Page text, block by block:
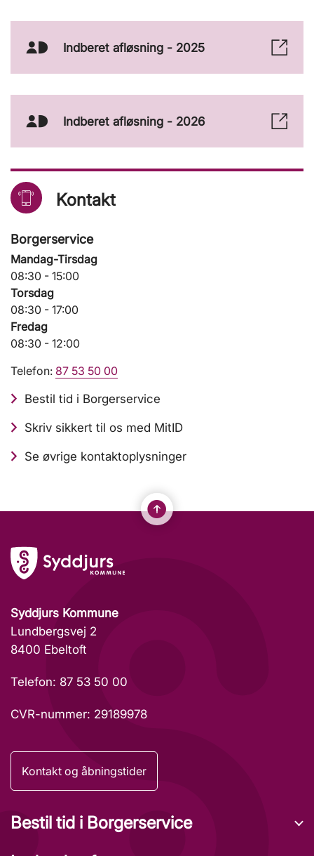
MitId
Ikon
Indberet afløsning - 2025
MitId
Ikon
Indberet afløsning - 2026
Kontakt
Borgerservice
Mandag-Tirsdag
08:30 - 15:00
Torsdag
08:30 - 17:00
Fredag
08:30 - 12:00
Telefon: 87 53 50 00
Bestil tid i Borgerservice
Skriv sikkert til os med MitID
Se øvrige kontaktoplysninger
Syddjurs Kommune
Lundbergsvej 2
8400 Ebeltoft
Telefon: 87 53 50 00
CVR-nummer: 29189978
Kontakt og åbningstider
Bestil tid i Borgerservice